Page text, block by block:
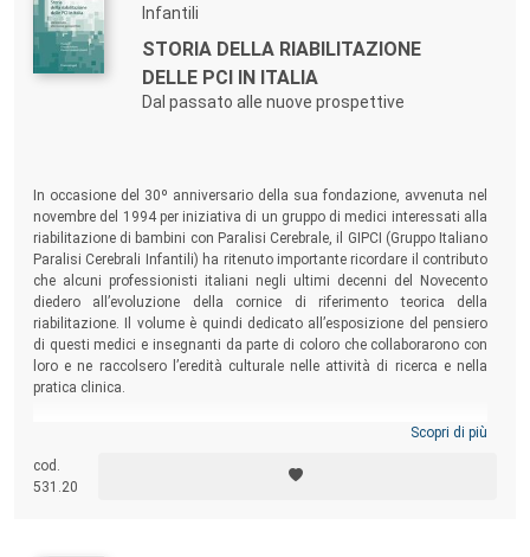
Infantili
STORIA DELLA RIABILITAZIONE
DELLE PCI IN ITALIA
Dal passato alle nuove prospettive
In occasione del 30º anniversario della sua fondazione, avvenuta nel
novembre del 1994 per iniziativa di un gruppo di medici interessati alla
riabilitazione di bambini con Paralisi Cerebrale, il GIPCI (Gruppo Italiano
Paralisi Cerebrali Infantili) ha ritenuto importante ricordare il contributo
che alcuni professionisti italiani negli ultimi decenni del Novecento
diedero all’evoluzione della cornice di riferimento teorica della
riabilitazione. Il volume è quindi dedicato all’esposizione del pensiero
di questi medici e insegnanti da parte di coloro che collaborarono con
loro e ne raccolsero l’eredità culturale nelle attività di ricerca e nella
pratica clinica.
Scopri di più
cod.
531.20